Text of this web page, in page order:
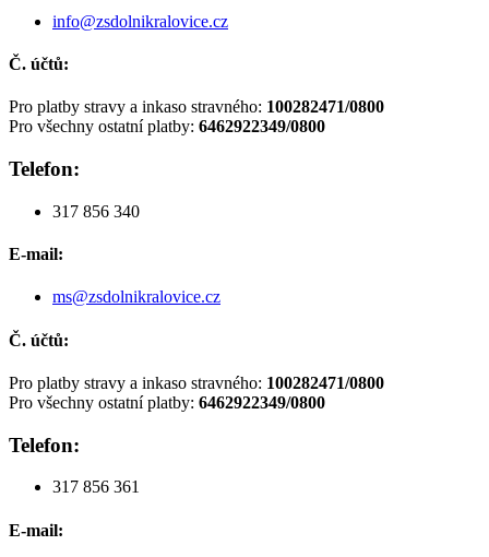
info@zsdolnikralovice.cz
Č. účtů:
Pro platby stravy a inkaso stravného: 100282471/0800
Pro všechny ostatní platby: 6462922349/0800
Telefon:
317 856 340
E-mail:
ms@zsdolnikralovice.cz
Č. účtů:
Pro platby stravy a inkaso stravného: 100282471/0800
Pro všechny ostatní platby: 6462922349/0800
Telefon:
317 856 361
E-mail: